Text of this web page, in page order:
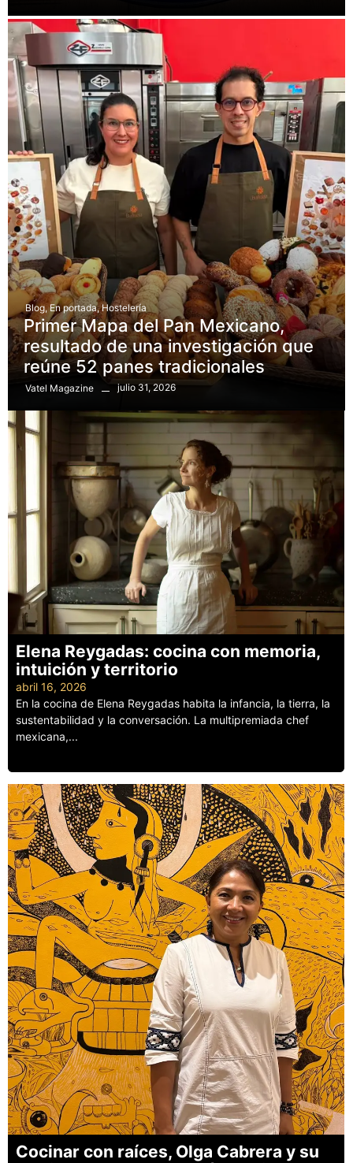
Blog, En portada, Hostelería
Primer Mapa del Pan Mexicano,
resultado de una investigación que
reúne 52 panes tradicionales
Vatel Magazine julio 31, 2026
Elena Reygadas: cocina con memoria,
intuición y territorio
abril 16, 2026
En la cocina de Elena Reygadas habita la infancia, la tierra, la
sustentabilidad y la conversación. La multipremiada chef
mexicana,...
Cocinar con raíces, Olga Cabrera y su